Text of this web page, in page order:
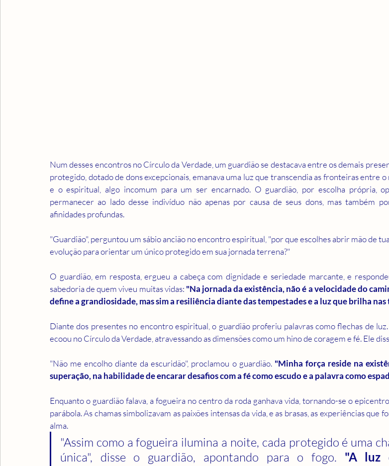
Num desses encontros no Círculo da Verdade, um guardião se destacava entre os demais
protegido, dotado de dons excepcionais, emanava uma luz que transcendia as fronteiras entre
e o espiritual, algo incomum para um ser encarnado. O guardião, por escolha própria,
permanecer ao lado desse indivíduo não apenas por causa de seus dons, mas também
afinidades profundas.
"Guardião", perguntou um sábio ancião no encontro espiritual, "por que escolhes abrir mão de
evolução para orientar um único protegido em sua jornada terrena?"
O guardião, em resposta, ergueu a cabeça com dignidade e seriedade marcante, e
sabedoria de quem viveu muitas vidas: "Na jornada da existência, não é a velocidade do
define a grandiosidade, mas sim a resiliência diante das tempestades e a luz que brilha nas
Diante dos presentes no encontro espiritual, o guardião proferiu palavras como flechas de luz.
ecoou no Círculo da Verdade, atravessando as dimensões como um hino de coragem e fé. Ele
"Não me encolho diante da escuridão", proclamou o guardião. "Minha força reside na
superação, na habilidade de encarar desafios com a fé como escudo e a palavra como
Enquanto o guardião falava, a fogueira no centro da roda ganhava vida, tornando-se o
parábola. As chamas simbolizavam as paixões intensas da vida, e as brasas, as experiências que
alma.
"Assim como a fogueira ilumina a noite, cada protegido é uma
única", disse o guardião, apontando para o fogo. "A luz